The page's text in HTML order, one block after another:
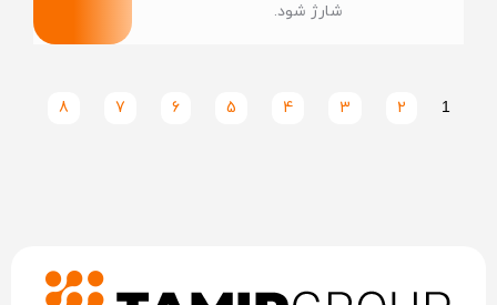
شارژ شود.
1
2
3
4
5
6
7
8